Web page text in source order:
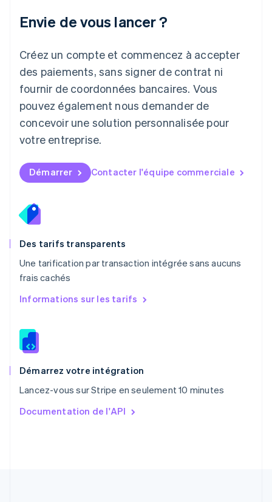
Envie de vous lancer ?
Créez un compte et commencez à accepter
des paiements, sans signer de contrat ni
fournir de coordonnées bancaires. Vous
pouvez également nous demander de
concevoir une solution personnalisée pour
votre entreprise.
Démarrer Contacter l'équipe commerciale
Des tarifs transparents
Une tarification par transaction intégrée sans aucuns
frais cachés
Informations sur les tarifs
Démarrez votre intégration
Lancez-vous sur Stripe en seulement 10 minutes
Documentation de l'API
Deutsch English
Luxembourg
FrançaisDeutsch English
Malaisie
English 简体中文
Malte
English
EspañolEnglish
English
Nouvelle-Zélande
Pays-Bas
Nederlands
English
PortuguêsEnglish
R.A.S. de Hong Kong, Chine
English
Roumanie
Royaume-Uni
English
English简体中文
English